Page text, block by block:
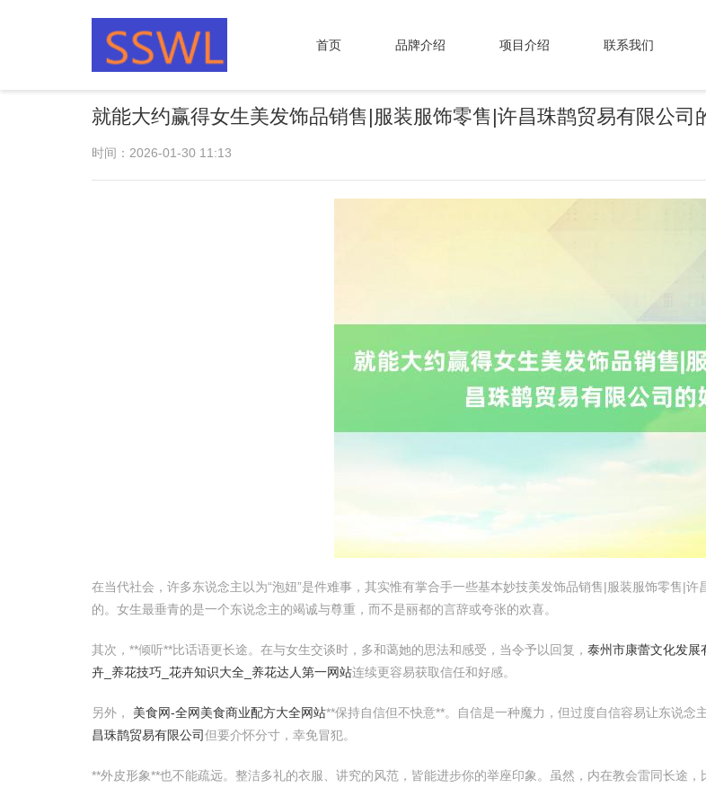
首页 品牌介绍 项目介绍 联系我们
就能大约赢得女生美发饰品销售|服装服饰零售|许昌珠鹊贸易有限公司
时间：2026-01-30 11:13
在当代社会，许多东说念主以为“泡妞”是件难事，其实惟有掌合手一些基本妙技美发饰品销售|服装服饰零售|
的。女生最垂青的是一个东说念主的竭诚与尊重，而不是丽都的言辞或夸张的欢喜。
其次，**倾听**比话语更长途。在与女生交谈时，多和蔼她的思法和感受，当令予以回复， 泰州市康蕾文化发展
卉_养花技巧_花卉知识大全_养花达人第一网站连续更容易获取信任和好感。
另外， 美食网-全网美食商业配方大全网站**保持自信但不快意**。自信是一种魔力，但过度自信容易让东说念
昌珠鹊贸易有限公司但要介怀分寸，幸免冒犯。
**外皮形象**也不能疏远。整洁多礼的衣服、讲究的风范，皆能进步你的举座印象。虽然，内在教会雷同长途，